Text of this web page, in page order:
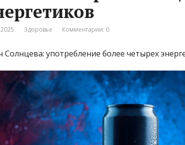
Здоровье Комментарии: 0
Солнцева: употребление более четырех